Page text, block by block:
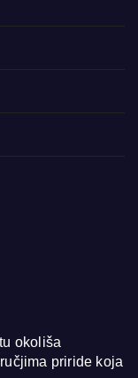
okoliša
priride koja